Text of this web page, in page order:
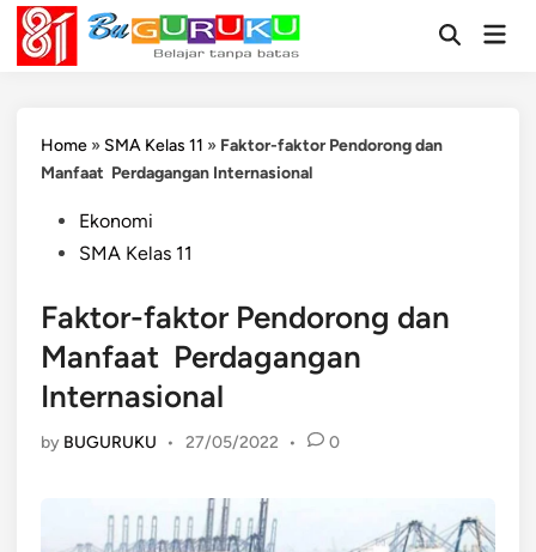
Skip
content
OpenMain
Home » SMA Kelas 11 » Faktor-faktor Pendorong dan
Manfaat Perdagangan Internasional
PostedEkonomi
SMA Kelas 11
Faktor-faktor Pendorong dan
Manfaat Perdagangan
Internasional
by BUGURUKU • 27/05/2022 • 0